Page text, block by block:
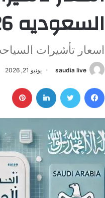
السعوديه 2026
اسعار تأشيرات
saudia live يونيو 21, 2026
فيسبوك تويتر لينكدإن